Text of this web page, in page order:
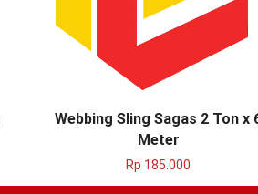
Webbing Sling Sagas 2 Ton x
Meter
Rp 185.000